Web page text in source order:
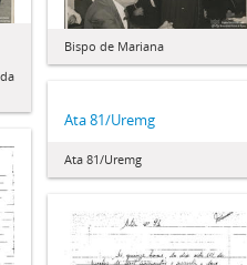
Bispo de Mariana
Ata 81/Uremg
Ata 81/Uremg